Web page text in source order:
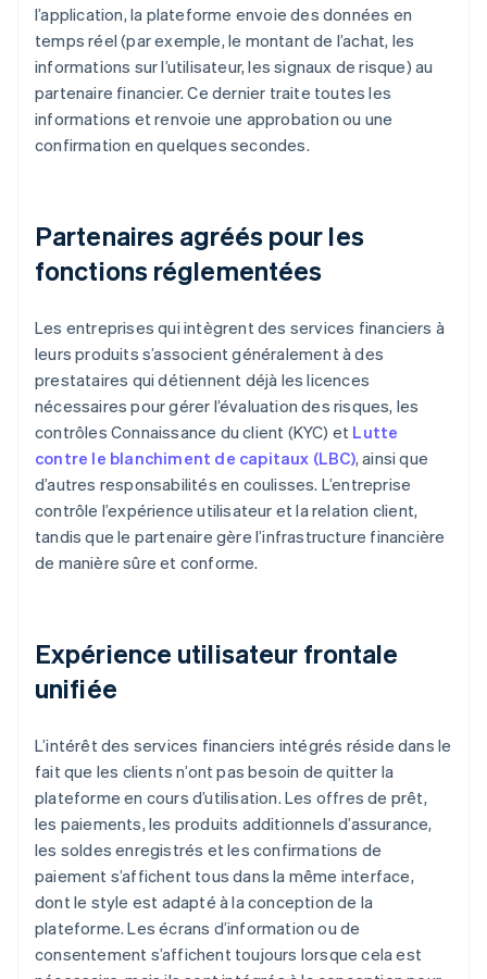
l’application, la plateforme envoie des données en
temps réel (par exemple, le montant de l’achat, les
informations sur l’utilisateur, les signaux de risque) au
partenaire financier. Ce dernier traite toutes les
informations et renvoie une approbation ou une
confirmation en quelques secondes.
Partenaires agréés pour les
fonctions réglementées
Les entreprises qui intègrent des services financiers à
leurs produits s’associent généralement à des
prestataires qui détiennent déjà les licences
nécessaires pour gérer l’évaluation des risques, les
contrôles Connaissance du client (KYC) et Lutte
contre le blanchiment de capitaux (LBC), ainsi que
d’autres responsabilités en coulisses. L’entreprise
contrôle l’expérience utilisateur et la relation client,
tandis que le partenaire gère l’infrastructure financière
de manière sûre et conforme.
Expérience utilisateur frontale
unifiée
L’intérêt des services financiers intégrés réside dans le
fait que les clients n’ont pas besoin de quitter la
plateforme en cours d’utilisation. Les offres de prêt,
les paiements, les produits additionnels d’assurance,
les soldes enregistrés et les confirmations de
paiement s’affichent tous dans la même interface,
dont le style est adapté à la conception de la
plateforme. Les écrans d’information ou de
consentement s’affichent toujours lorsque cela est